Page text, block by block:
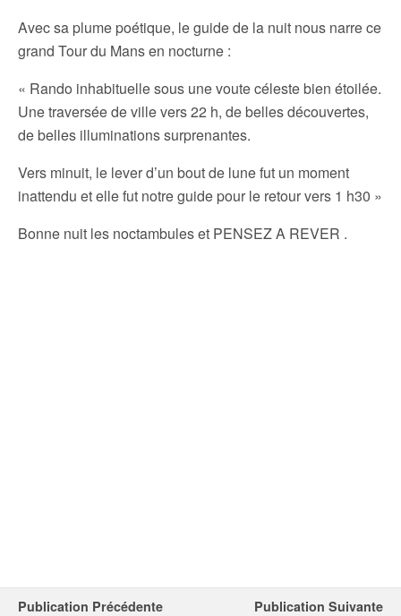
Avec sa plume poétique, le guide de la nuit nous narre ce
grand Tour du Mans en nocturne :
« Rando inhabituelle sous une voute céleste bien étoilée.
Une traversée de ville vers 22 h, de belles découvertes,
de belles illuminations surprenantes.
Vers minuit, le lever d’un bout de lune fut un moment
inattendu et elle fut notre guide pour le retour vers 1 h30 »
Bonne nuit les noctambules et PENSEZ A REVER .
Publication Précédente Publication Suivante